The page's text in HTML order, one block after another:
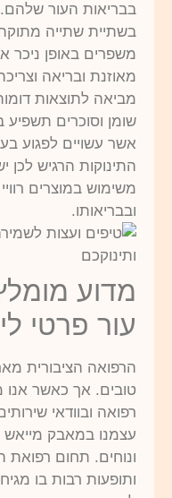
בבריאות העור
בשתיית שתייה
משפרים באופן ניכר
מאוזנת ובריאה
מביאה לתוצאות
שומן וסוכרים תשפיע
אשר עשויים לפגוע
התינוקות הרגיש
משימוש במוצרים
ובבריאותו.
מדוע
עור פרטי
הרפואה הציבורית
טובים. אך כאשר אנו
רפואה ובוודאי
עצמנו במאבק מייאש
ונוחים. תחום רפואת
ותופעות רבות בו